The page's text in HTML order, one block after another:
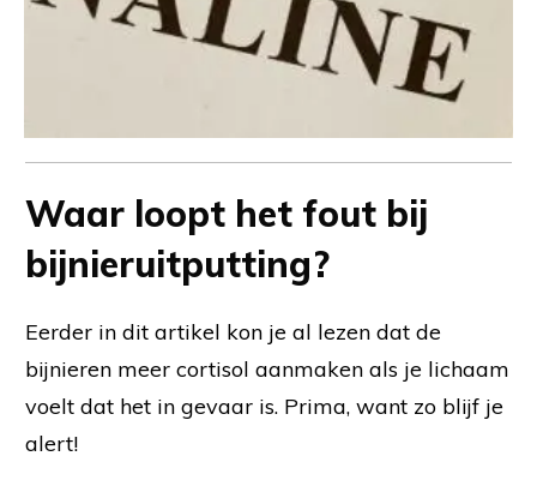
Waar loopt het fout bij
bijnieruitputting?
Eerder in dit artikel kon je al lezen dat de
bijnieren meer cortisol aanmaken als je lichaam
voelt dat het in gevaar is. Prima, want zo blijf je
alert!